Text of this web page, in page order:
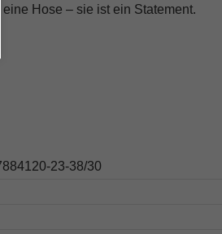
Hose – sie ist ein Statement.
23-38/30